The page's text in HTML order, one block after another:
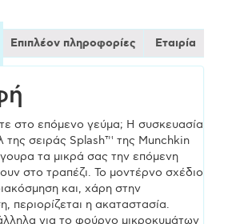
Επιπλέον πληροφορίες Εταιρία
στο επόμενο γεύμα; Η συσκευασία
σειράς Splash™ της Munchkin
τα μικρά σας την επόμενη
στο τραπέζι. Το μοντέρνο σχέδιο
και, χάρη στην
περιορίζεται η ακαταστασία.
για το φούρνο μικροκυμάτων